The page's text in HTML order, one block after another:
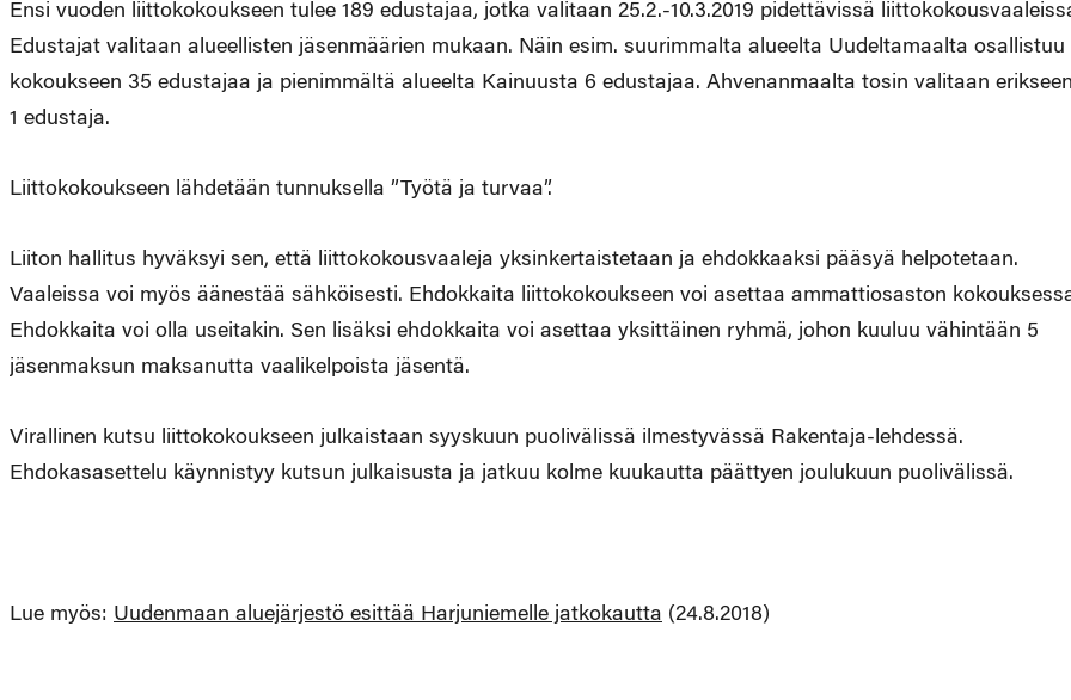
Ensi vuoden liittokokoukseen tulee 189 edustajaa, jotka valitaan 25.2.-10.3.2019 pidettävissä
Edustajat valitaan alueellisten jäsenmäärien mukaan. Näin esim. suurimmalta alueelta Uudeltamaalta osallistuu
kokoukseen 35 edustajaa ja pienimmältä alueelta Kainuusta 6 edustajaa. Ahvenanmaalta tosin valitaan erikseen
1 edustaja.
Liittokokoukseen lähdetään tunnuksella ”Työtä ja turvaa”.
Liiton hallitus hyväksyi sen, että liittokokousvaaleja yksinkertaistetaan ja ehdokkaaksi pääsyä helpotetaan.
Vaaleissa voi myös äänestää sähköisesti. Ehdokkaita liittokokoukseen voi asettaa ammattiosaston
Ehdokkaita voi olla useitakin. Sen lisäksi ehdokkaita voi asettaa yksittäinen ryhmä, johon kuuluu vähintään 5
jäsenmaksun maksanutta vaalikelpoista jäsentä.
Virallinen kutsu liittokokoukseen julkaistaan syyskuun puolivälissä ilmestyvässä Rakentaja-lehdessä.
Ehdokasasettelu käynnistyy kutsun julkaisusta ja jatkuu kolme kuukautta päättyen joulukuun puolivälissä.
Lue myös: Uudenmaan aluejärjestö esittää Harjuniemelle jatkokautta (24.8.2018)